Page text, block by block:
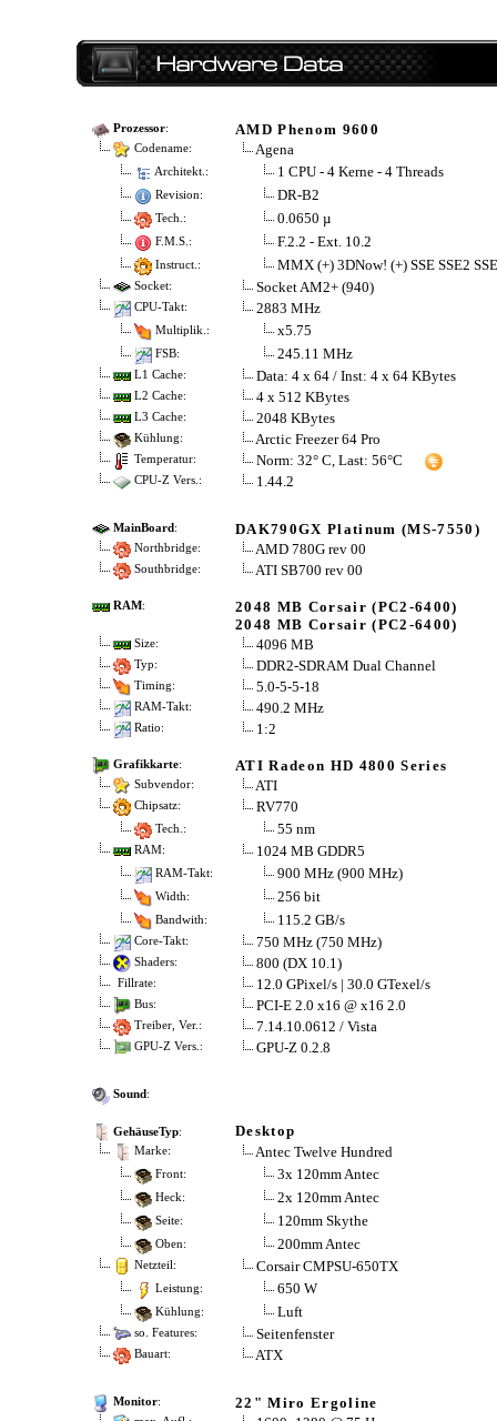
Prozessor: AMD Phenom 9600
Codename: Agena
Architekt.: 1 CPU - 4 Kerne - 4 Threads
Revision: DR-B2
Tech.: 0.0650 µ
F.M.S.: F.2.2 - Ext. 10.2
Instruct.: MMX (+) 3DNow! (+) SSE SSE2
Socket: Socket AM2+ (940)
CPU-Takt: 2883 MHz
Multiplik.: x5.75
FSB: 245.11 MHz
L1 Cache: Data: 4 x 64 / Inst: 4 x 64 KBytes
L2 Cache: 4 x 512 KBytes
L3 Cache: 2048 KBytes
Kühlung: Arctic Freezer 64 Pro
Temperatur: Norm: 32° C, Last: 56°C
CPU-Z Vers.: 1.44.2
MainBoard: DAK790GX Platinum (MS-7550)
Northbridge: AMD 780G rev 00
Southbridge: ATI SB700 rev 00
RAM:
2048 MB Corsair (PC2-6400)
2048 MB Corsair (PC2-6400)
Size: 4096 MB
Typ: DDR2-SDRAM Dual Channel
Timing: 5.0-5-5-18
RAM-Takt: 490.2 MHz
Ratio: 1:2
Grafikkarte: ATI Radeon HD 4800 Series
Subvendor: ATI
Chipsatz: RV770
Tech.: 55 nm
RAM: 1024 MB GDDR5
RAM-Takt: 900 MHz (900 MHz)
Width: 256 bit
Bandwith: 115.2 GB/s
Core-Takt: 750 MHz (750 MHz)
Shaders: 800 (DX 10.1)
Fillrate: 12.0 GPixel/s | 30.0 GTexel/s
Bus: PCI-E 2.0 x16 @ x16 2.0
Treiber, Ver.: 7.14.10.0612 / Vista
GPU-Z Vers.: GPU-Z 0.2.8
Sound:
GehäuseTyp: Desktop
Marke: Antec Twelve Hundred
Front: 3x 120mm Antec
Heck: 2x 120mm Antec
Seite: 120mm Skythe
Oben: 200mm Antec
Netzteil: Corsair CMPSU-650TX
Leistung: 650 W
Kühlung: Luft
so. Features: Seitenfenster
Bauart: ATX
Monitor: 22" Miro Ergoline